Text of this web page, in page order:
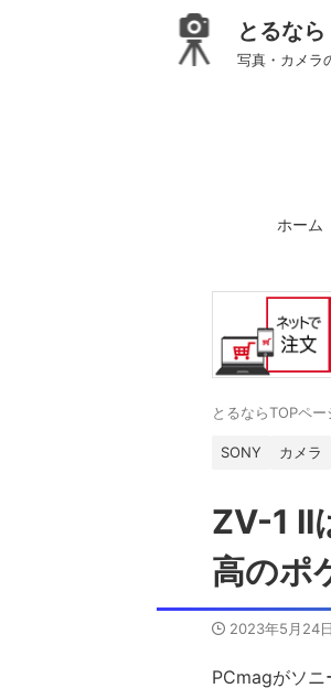
とるなら
写真・カメラ
ホーム
とるならTOPペー
SONY カメラ
ZV-1 II
高のポ
2023年5月24日
PCmagがソニ